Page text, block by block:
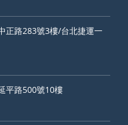
正路283號3樓/台北捷運一
平路500號10樓